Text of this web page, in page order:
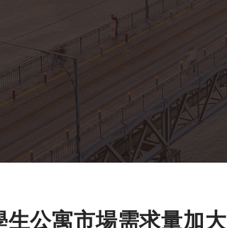
生公寓市場需求量加大